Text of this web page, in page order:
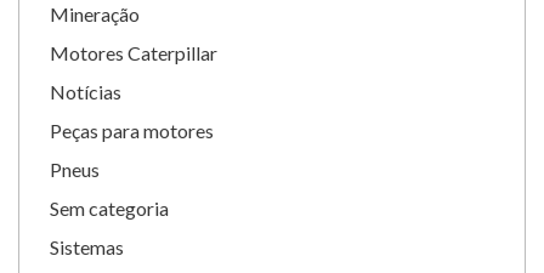
Mineração
Motores Caterpillar
Notícias
Peças para motores
Pneus
Sem categoria
Sistemas